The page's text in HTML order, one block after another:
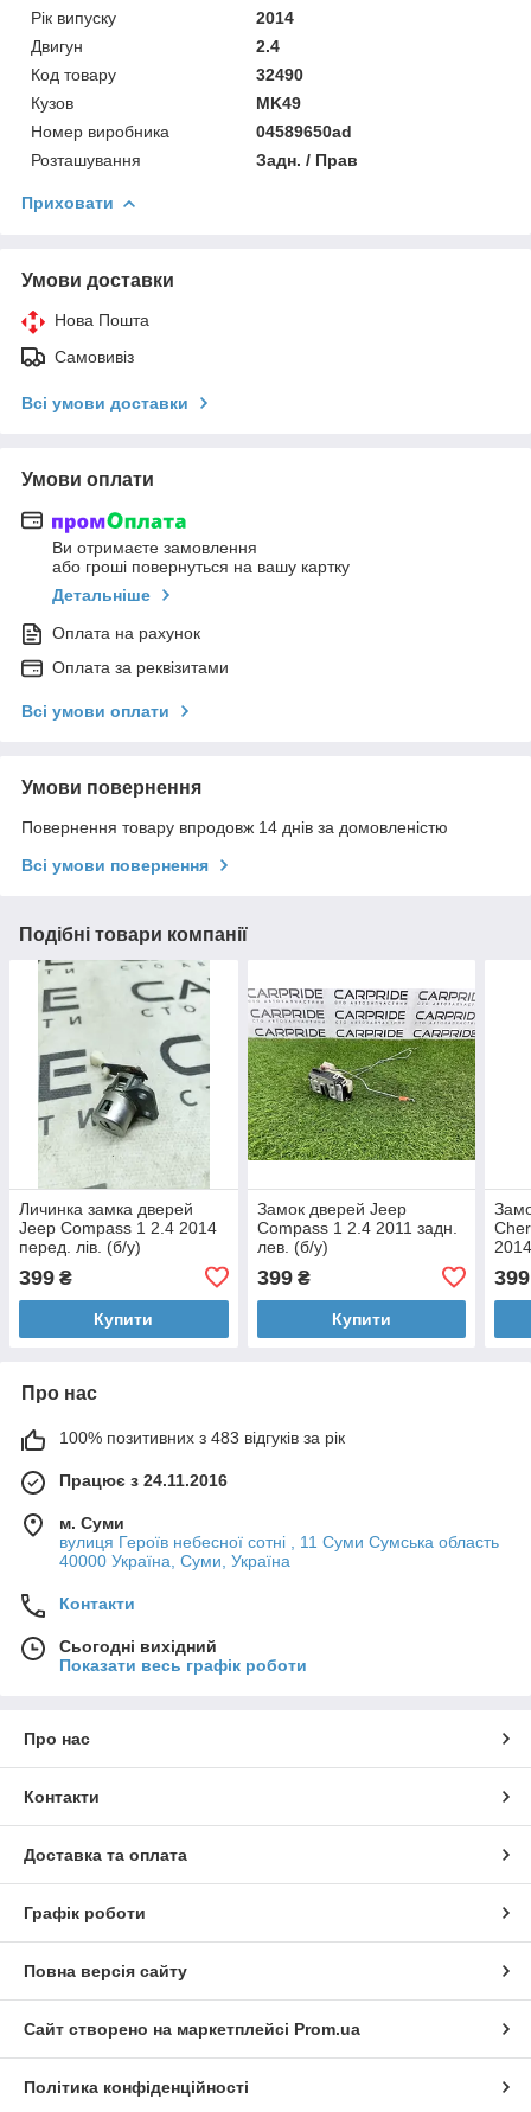
Рік випуску
2014
Двигун
2.4
Код товару
32490
Кузов
MK49
Номер виробника
04589650ad
Розташування
Задн. / Прав
Приховати
Умови доставки
Нова Пошта
Самовивіз
Всі умови доставки
Умови оплати
Ви отримаєте замовлення
або гроші повернуться на вашу картку
Детальніше
Оплата на рахунок
Оплата за реквізитами
Всі умови оплати
Умови повернення
Повернення товару впродовж 14 днів за домовленістю
Всі умови повернення
Подібні товари компанії
Личинка замка дверей
Jeep Compass 1 2.4 2014
перед. лів. (б/у)
399 ₴
Купити
Замок дверей Jeep
Compass 1 2.4 2011 задн.
лев. (б/у)
399₴
Купити
399
Про нас
100% позитивних з 483 відгуків за рік
Працює з 24.11.2016
м. Суми
вулиця Героїв небесної сотні , 11 Суми Сумська область
40000 Україна, Суми, Україна
Контакти
Сьогодні вихідний
Показати весь графік роботи
Про нас
Контакти
Доставка та оплата
Графік роботи
Повна версія сайту
Сайт створено на маркетплейсі Prom.ua
Політика конфіденційності